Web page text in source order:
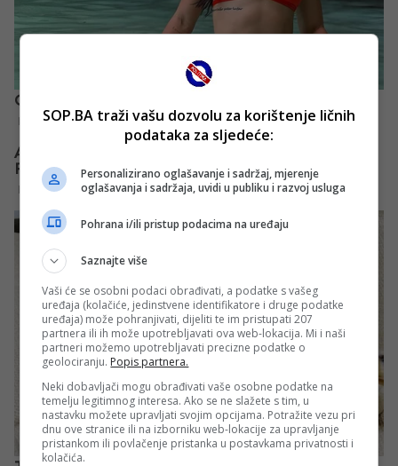
SOP.BA traži vašu dozvolu za korištenje ličnih
podataka za sljedeće:
Personalizirano oglašavanje i sadržaj, mjerenje
oglašavanja i sadržaja, uvidi u publiku i razvoj usluga
Pohrana i/ili pristup podacima na uređaju
Saznajte više
Vaši će se osobni podaci obrađivati, a podatke s vašeg
uređaja (kolačiće, jedinstvene identifikatore i druge podatke
uređaja) može pohranjivati, dijeliti te im pristupati 207
partnera ili ih može upotrebljavati ova web-lokacija. Mi i naši
partneri možemo upotrebljavati precizne podatke o
geolociranju. Popis partnera.
Neki dobavljači mogu obrađivati vaše osobne podatke na
temelju legitimnog interesa. Ako se ne slažete s tim, u
nastavku možete upravljati svojim opcijama. Potražite vezu pri
dnu ove stranice ili na izborniku web-lokacije za upravljanje
pristankom ili povlačenje pristanka u postavkama privatnosti i
kolačića.